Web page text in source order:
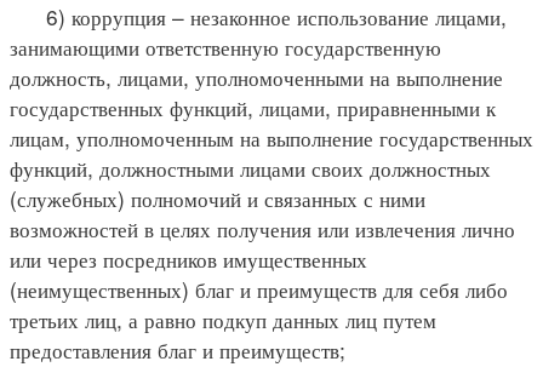
6) коррупция – незаконное использование лицами,
занимающими ответственную государственную
должность, лицами, уполномоченными на выполнение
государственных функций, лицами, приравненными к
лицам, уполномоченным на выполнение государственных
функций, должностными лицами своих должностных
(служебных) полномочий и связанных с ними
возможностей в целях получения или извлечения лично
или через посредников имущественных
(неимущественных) благ и преимуществ для себя либо
третьих лиц, а равно подкуп данных лиц путем
предоставления благ и преимуществ;